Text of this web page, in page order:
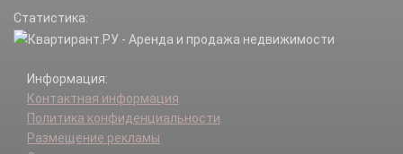
Кайтагский р-н.
Карабудахкентский р-н.
Каякентский р-н.
Кизилюрт г.
Кизилюртовский р-н.
Кизляр г.
Статистика:
Информация:
Контактная информация
Политика конфиденциальности
Размещение рекламы